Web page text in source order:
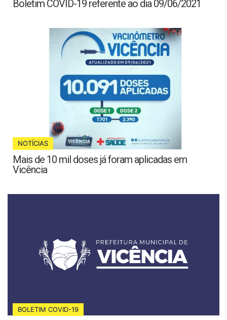
Boletim COVID-19 referente ao dia 09/06/2021
NOTÍCIAS
Mais de 10 mil doses já foram aplicadas em
Vicência
BOLETIM COVID-19